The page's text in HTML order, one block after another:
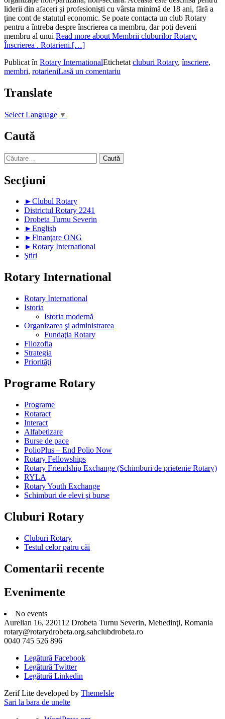
liderii din afaceri și profesionişti cu vârsta minimă de 18 ani, fără a
ține cont de statutul economic. Se poate contacta un club Rotary
pentru a întreba despre înscrierea ca membru, dar poţi deveni
membru al unui Read more about Membrii cluburilor Rotary.
Înscrierea . Rotarieni.[…]
Publicat în Rotary InternationalEtichetat cluburi Rotary,înscriere,
membri, rotarieniLasă un comentariu
Translate
Select Language ▼
Caută
Caută
după:
Secţiuni
►Clubul Rotary
Districtul Rotary 2241
Drobeta Turnu Severin
►English
►Finanţare ONG
►Rotary International
Ştiri
Rotary International
Rotary International
Istoria
Istoria modernă
Organizarea şi administrarea
Fundaţia Rotary
Filozofia
Strategia
Priorităţi
Programe Rotary
Programe
Rotaract
Interact
Alfabetizare
Burse de pace
PolioPlus – End Polio Now
Rotary Fellowships
Rotary Friendship Exchange (Schimburi de prietenie Rotary)
RYLA
Rotary Youth Exchange
Schimburi de elevi şi burse
Cluburi Rotary
Cluburi Rotary
Testul celor patru căi
Comentarii recente
Evenimente
No events
Aurelian 16, 220112 Drobeta Turnu Severin, Mehedinţi, Romania
rotary@rotarydrobeta.org.sahclubdrobeta.ro
0040 745 526 896
Legătură Facebook
Legătură Twitter
Legătură Linkedin
Zerif Lite developed by ThemeIsle
Sari la bara de unelte